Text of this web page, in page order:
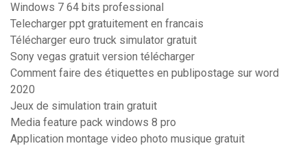
Windows 7 64 bits professional
Telecharger ppt gratuitement en francais
Télécharger euro truck simulator gratuit
Sony vegas gratuit version télécharger
Comment faire des étiquettes en publipostage sur word
2020
Jeux de simulation train gratuit
Media feature pack windows 8 pro
Application montage video photo musique gratuit